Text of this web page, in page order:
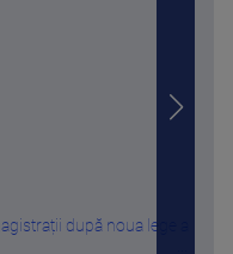
după noua lege a